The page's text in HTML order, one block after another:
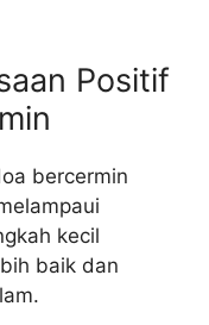
Positif
bercermin
kecil
baik dan